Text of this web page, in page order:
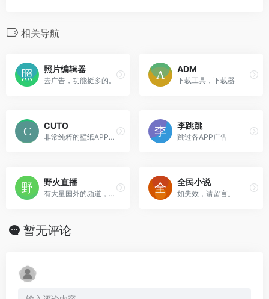
相关导航
照片编辑器
去广告，功能挺多的。
ADM
下载工具，下载器
CUTO
非常纯粹的壁纸APP，都是人工挑选的高质量壁纸。
李跳跳
跳过各APP广告
野火直播
有大量国外的频道，国内的不太行。
全民小说
如失效，请留言。
暂无评论